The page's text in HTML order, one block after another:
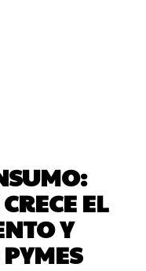
EL
Y